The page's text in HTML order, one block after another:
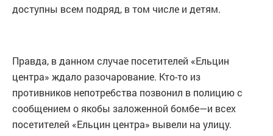
доступны всем подряд, в том числе и детям.
Правда, в данном случае посетителей «Ельцин
центра» ждало разочарование. Кто-то из
противников непотребства позвонил в полицию с
сообщением о якобы заложенной бомбе—и всех
посетителей «Ельцин центра» вывели на улицу.